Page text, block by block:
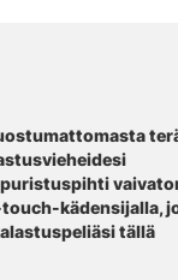
puristuspihti
kädensijalla,
tällä